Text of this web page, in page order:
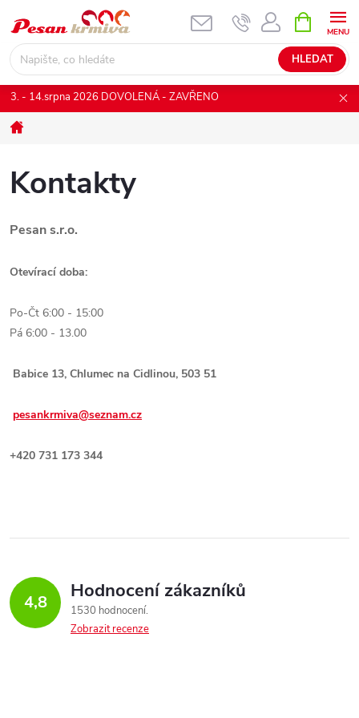
na
obsah
HLEDAT
NÁKUPNÍ
KOŠÍK
3. - 14.srpna 2026 DOVOLENÁ - ZAVŘENO
Domů
Kontakty
Pesan s.r.o.
Otevírací doba:
Po-Čt 6:00 - 15:00
Pá 6:00 - 13.00
Babice 13, Chlumec na Cidlinou, 503 51
pesankrmiva@seznam.cz
+420 731 173 344
4,8 Hodnocení zákazníků
1530 hodnocení
Zobrazit recenze